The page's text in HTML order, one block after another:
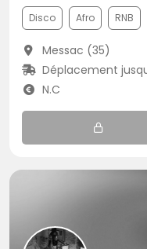
Disco Afro RNB
Messac (35)
Déplacement
N.C